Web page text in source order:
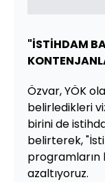
"İSTİHDAM
Özvar, YÖK
belirledikleri
birini de
belirterek,
programların
azaltıyoruz.